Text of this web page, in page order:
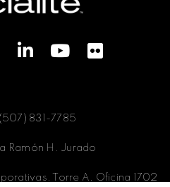
831-7785
Ramón H. Jurado
Torre A, Oficina 1702